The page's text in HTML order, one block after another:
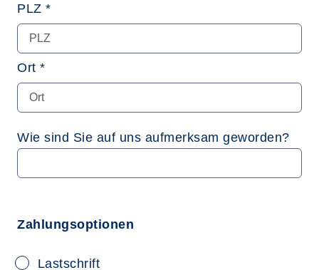
PLZ *
Ort *
Wie sind Sie auf uns aufmerksam geworden?
Zahlungsoptionen
Lastschrift